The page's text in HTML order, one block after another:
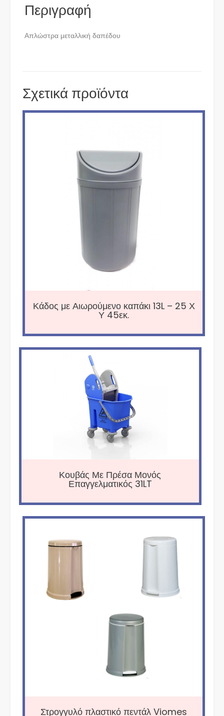
Περιγραφή
Απλώστρα μεταλλική δαπέδου
Σχετικά προϊόντα
Κάδος με Αιωρούμενο καπάκι 13L – 25 Χ
Υ 45εκ.
Κουβάς Με Πρέσα Μονός
Επαγγελματικός 31LT
Στρογγυλό πλαστικό πεντάλ Viomes